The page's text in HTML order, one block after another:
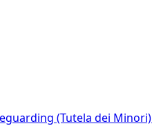
(Tutela dei Minori)